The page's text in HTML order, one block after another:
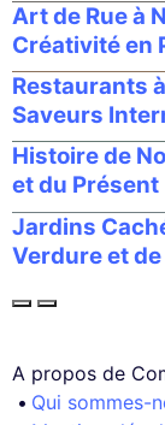
Art de Rue à
Créativité en
Restaurants
Saveurs
Histoire de
et du Présent
Jardins
Verdure et
A propos de
Qui sommes-